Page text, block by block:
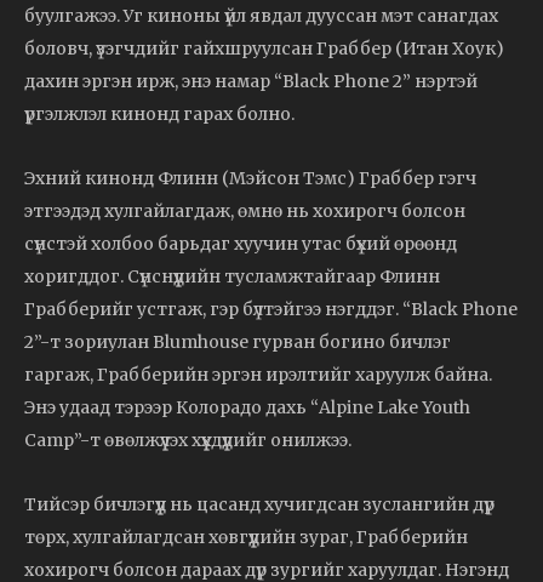
буулгажээ. Уг киноны үйл явдал дууссан мэт санагдах
боловч, үзэгчдийг гайхшруулсан Граббер (Итан Хоук)
дахин эргэн ирж, энэ намар “Black Phone 2” нэртэй
үргэлжлэл кинонд гарах болно.
Эхний кинонд Флинн (Мэйсон Тэмс) Граббер гэгч
этгээдэд хулгайлагдаж, өмнө нь хохирогч болсон
сүнстэй холбоо барьдаг хуучин утас бүхий өрөөнд
хоригддог. Сүнснүүдийн тусламжтайгаар Флинн
Грабберийг устгаж, гэр бүлтэйгээ нэгддэг. “Black Phone
2”-т зориулан Blumhouse гурван богино бичлэг
гаргаж, Грабберийн эргэн ирэлтийг харуулж байна.
Энэ удаад тэрээр Колорадо дахь “Alpine Lake Youth
Camp”-т өвөлжүүлэх хүүхдүүдийг онилжээ.
Тийсэр бичлэгүүд нь цасанд хучигдсан зуслангийн дүр
төрх, хулгайлагдсан хөвгүүдийн зураг, Грабберийн
хохирогч болсон дараах дүр зургийг харуулдаг. Нэгэнд